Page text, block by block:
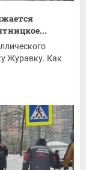
Журавку. Как